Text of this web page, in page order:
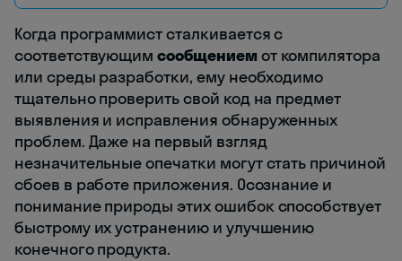
Когда программист сталкивается с
соответствующимсообщением от компилятора
или среды разработки, ему необходимо
тщательно проверить свой код на предмет
выявления и исправления обнаруженных
проблем. Даже на первый взгляд
незначительные опечатки могут стать причиной
сбоев в работе приложения. Осознание и
понимание природы этих ошибок способствует
быстрому их устранению и улучшению
конечного продукта.